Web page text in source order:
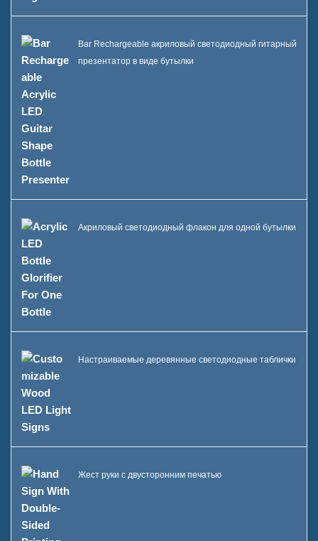
Bar Rechargeable акриловый светодиодный гитарный
презентатор в виде бутылки
Акриловый светодиодный флакон для одной бутылки
Настраиваемые деревянные светодиодные таблички
Жест руки с двусторонним печатью